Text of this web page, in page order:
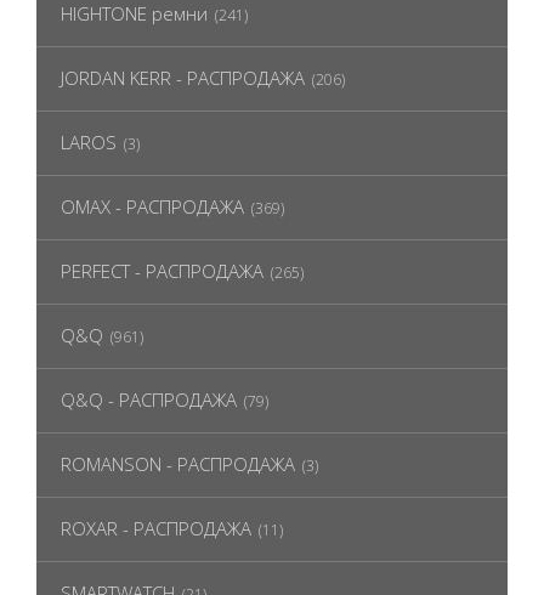
HIGHTONE ремни (241)
JORDAN KERR - РАСПРОДАЖА (206)
LAROS (3)
OMAX - РАСПРОДАЖА (369)
PERFECT - РАСПРОДАЖА (265)
Q&Q (961)
Q&Q - РАСПРОДАЖА (79)
ROMANSON - РАСПРОДАЖА (3)
ROXAR - РАСПРОДАЖА (11)